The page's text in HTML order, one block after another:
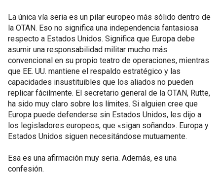
La única vía seria es un pilar europeo más sólido dentro de
la OTAN. Eso no significa una independencia fantasiosa
respecto a Estados Unidos. Significa que Europa debe
asumir una responsabilidad militar mucho más
convencional en su propio teatro de operaciones, mientras
que EE. UU. mantiene el respaldo estratégico y las
capacidades insustituibles que los aliados no pueden
replicar fácilmente. El secretario general de la OTAN, Rutte,
ha sido muy claro sobre los límites. Si alguien cree que
Europa puede defenderse sin Estados Unidos, les dijo a
los legisladores europeos, que «sigan soñando». Europa y
Estados Unidos siguen necesitándose mutuamente.
Esa es una afirmación muy seria. Además, es una
confesión.